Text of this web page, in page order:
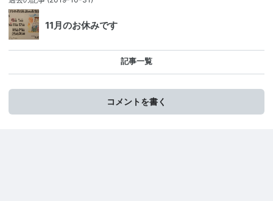
11月のお休みです
記事一覧
コメントを書く